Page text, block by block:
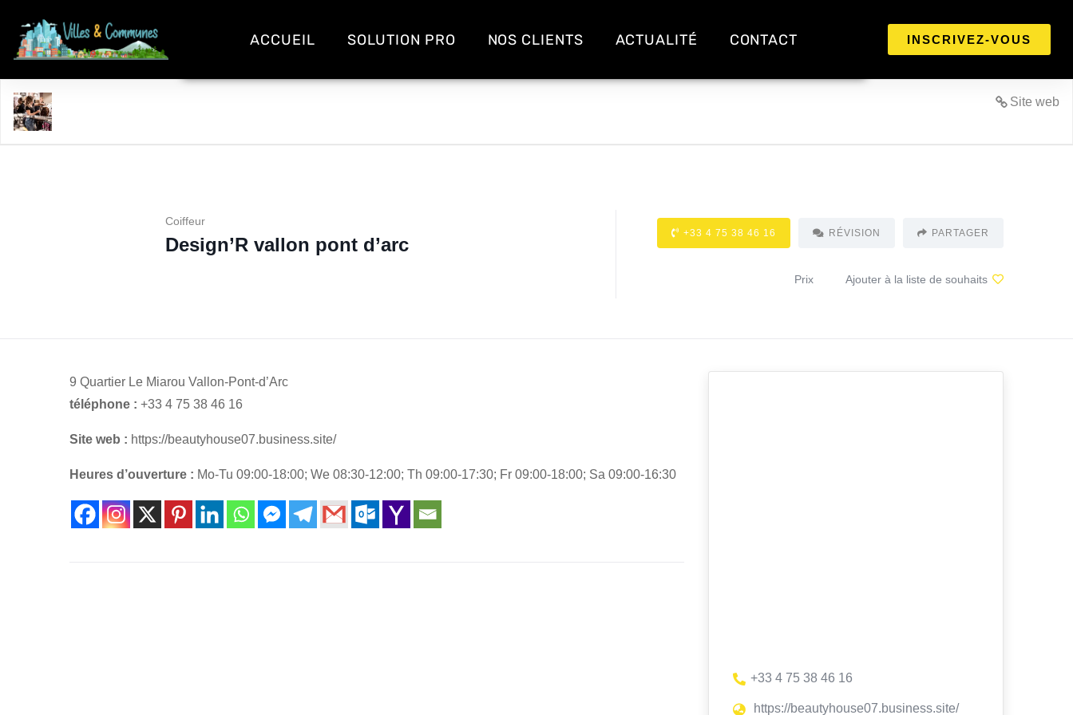
ACCUEIL SOLUTION PRO NOS CLIENTS ACTUALITÉ CONTACT INSCRIVEZ-VOUS
Site web
Coiffeur
Design’R vallon pont d’arc
+33 4 75 38 46 16 RÉVISION PARTAGER
Prix Ajouter à la liste de souhaits
9 Quartier Le Miarou Vallon-Pont-d’Arc
téléphone : +33 4 75 38 46 16
Site web : https://beautyhouse07.business.site/
Heures d’ouverture : Mo-Tu 09:00-18:00; We 08:30-12:00; Th 09:00-17:30; Fr 09:00-18:00; Sa 09:00-16:30
+33 4 75 38 46 16
https://beautyhouse07.business.site/